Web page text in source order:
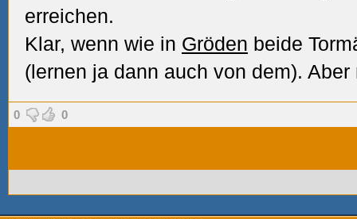
erreichen.
Klar, wenn wie in Gröden beide
(lernen ja dann auch von dem).
0 0